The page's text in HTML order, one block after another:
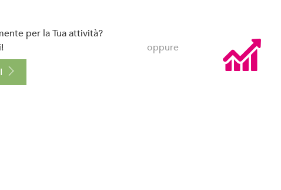
per la Tua attività?
oppure